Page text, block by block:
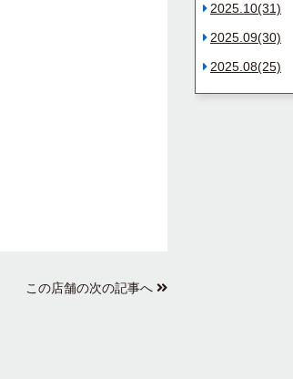
この店舗の次の記事へ
2025.10(31)
2025.09(30)
2025.08(25)